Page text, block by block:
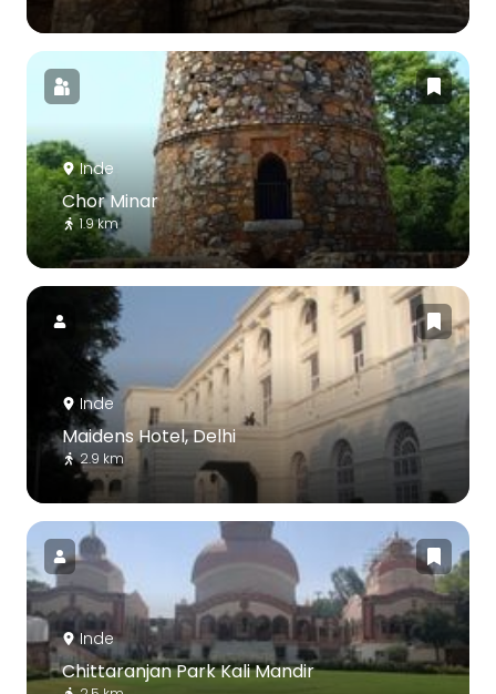
Inde
Chor Minar
1.9 km
Inde
Maidens Hotel, Delhi
2.9 km
Inde
Chittaranjan Park Kali Mandir